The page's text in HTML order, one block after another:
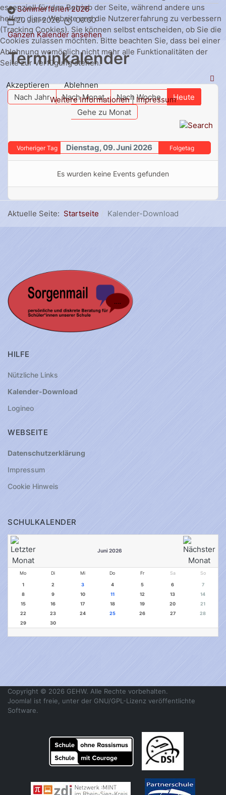
Sommerferien 2026
20 Juli 2026
00:00
Ganzen Kalender ansehen
Terminkalender
Nach Jahr Nach Monat Nach Woche
Heute
Gehe zu Monat
Vorheriger Tag Dienstag, 09. Juni 2026 Folgetag
Es wurden keine Events gefunden
Aktuelle Seite: Startseite Kalender-Download
HILFE
Nützliche Links
Kalender-Download
Logineo
WEBSEITE
Datenschutzerklärung
Impressum
Cookie Hinweis
SCHULKALENDER
Juni 2026
Mo Di Mi Do Fr Sa So
1 2 3 4 5 6
7
8
9 10 11 12 13
14
15
16 17 18 19 20
21
22
23 24 25 26 27
28
29
30
Copyright © 2026 GEHW. Alle Rechte vorbehalten.
Joomla! ist freie, unter der GNU/GPL-Lizenz veröffentlichte
Software.
essenziell für den Betrieb der Seite, während andere uns
helfen, diese Website und die Nutzererfahrung zu verbessern
(Tracking Cookies). Sie können selbst entscheiden, ob Sie die
Cookies zulassen möchten. Bitte beachten Sie, dass bei einer
Ablehnung womöglich nicht mehr alle Funktionalitäten der
Seite zur Verfügung stehen.
Akzeptieren
Ablehnen
Weitere Informationen| Impressum